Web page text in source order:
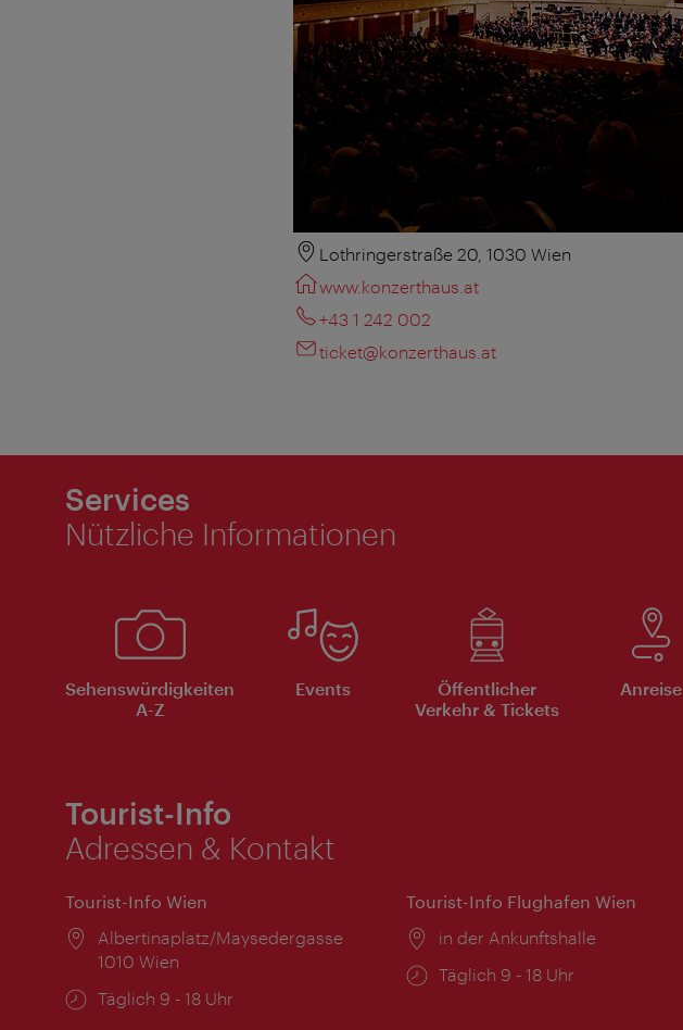
Lothringerstraße 20, 1030 Wien
www.konzerthaus.at
+43 1 242 002
ticket@konzerthaus.at
Services
Nützliche Informationen
Sehenswürdigkeiten
A-Z
Events
Öffentlicher
Verkehr & Tickets
Anreise
Tourist-Info
Adressen & Kontakt
Tourist-Info Wien
Ort:
Albertinaplatz/Maysedergasse
1010 Wien
Öffnungszeiten:
Täglich 9 - 18 Uhr
Tourist-Info Flughafen Wien
Ort:
in der Ankunftshalle
Öffnungszeiten:
Täglich 9 - 18 Uhr